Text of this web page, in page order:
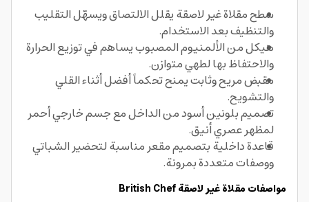
سطح مقلاة غير لاصقة يقلل الالتصاق ويسهّل التقليب
والتنظيف بعد الاستخدام.
هيكل من الألمنيوم المصبوب يساهم في توزيع الحرارة
والاحتفاظ بها لطهي متوازن.
مقبض مريح وثابت يمنح تحكماً أفضل أثناء القلي
والتشويح.
تصميم بلونين أسود من الداخل مع جسم خارجي أحمر
لمظهر عصري أنيق.
قاعدة داخلية بتصميم مقعر مناسبة لتحضير الشباتي
ووصفات متعددة بمرونة.
مواصفات مقلاة غير لاصقة British Chef